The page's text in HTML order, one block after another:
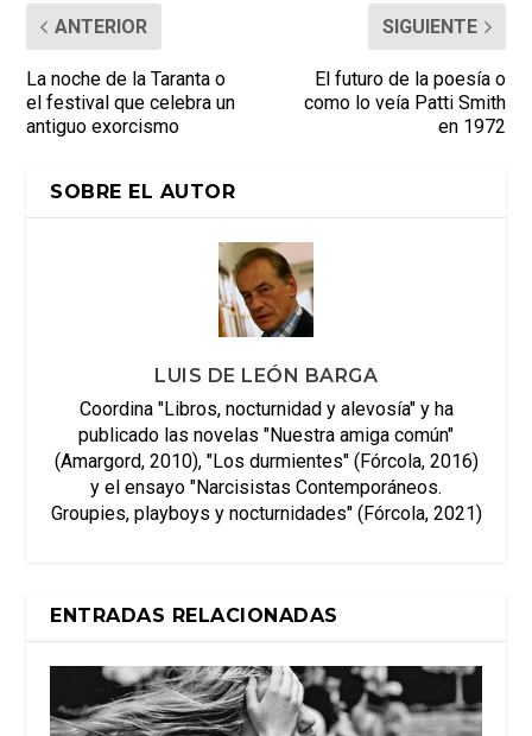
ANTERIOR
La noche de la Taranta o
el festival que celebra un
antiguo exorcismo
SIGUIENTE
El futuro de la poesía o
como lo veía Patti Smith
en 1972
SOBRE EL AUTOR
LUIS DE LEÓN BARGA
Coordina "Libros, nocturnidad y alevosía" y ha
publicado las novelas "Nuestra amiga común"
(Amargord, 2010), "Los durmientes" (Fórcola, 2016)
y el ensayo "Narcisistas Contemporáneos.
Groupies, playboys y nocturnidades" (Fórcola, 2021)
ENTRADAS RELACIONADAS